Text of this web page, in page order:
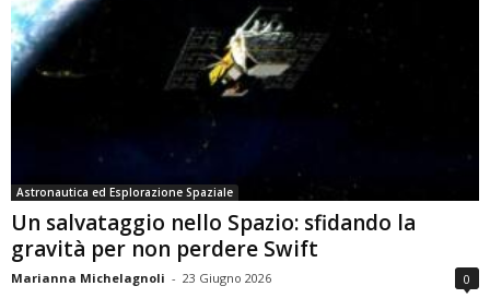
Astronautica ed Esplorazione Spaziale
Un salvataggio nello Spazio: sfidando la
gravità per non perdere Swift
Marianna Michelagnoli - 23 Giugno 2026 0